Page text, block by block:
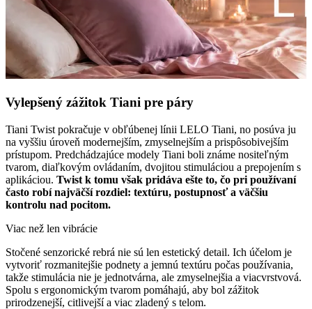
Vylepšený zážitok Tiani pre páry
Tiani Twist pokračuje v obľúbenej línii LELO Tiani, no posúva ju
na vyššiu úroveň modernejším, zmyselnejším a prispôsobivejším
prístupom. Predchádzajúce modely Tiani boli známe nositeľným
tvarom, diaľkovým ovládaním, dvojitou stimuláciou a prepojením s
aplikáciou. Twist k tomu však pridáva ešte to, čo pri používaní
často robí najväčší rozdiel: textúru, postupnosť a väčšiu
kontrolu nad pocitom.
Viac než len vibrácie
Stočené senzorické rebrá nie sú len estetický detail. Ich účelom je
vytvoriť rozmanitejšie podnety a jemnú textúru počas používania,
takže stimulácia nie je jednotvárna, ale zmyselnejšia a viacvrstvová.
Spolu s ergonomickým tvarom pomáhajú, aby bol zážitok
prirodzenejší, citlivejší a viac zladený s telom.